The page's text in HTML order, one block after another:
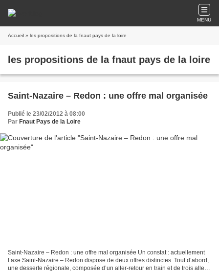
MENU
Accueil » les propositions de la fnaut pays de la loire
les propositions de la fnaut pays de la loire
Saint-Nazaire – Redon : une offre mal organisée
Publié le 23/02/2012 à 08:00
Par Fnaut Pays de la Loire
Saint-Nazaire – Redon : une offre mal organisée Un constat : actuellement
l’axe Saint-Nazaire – Redon dispose de deux offres distinctes. Tout d’abord,
une desserte régionale, composée d’un aller-retour en train et de trois allers-